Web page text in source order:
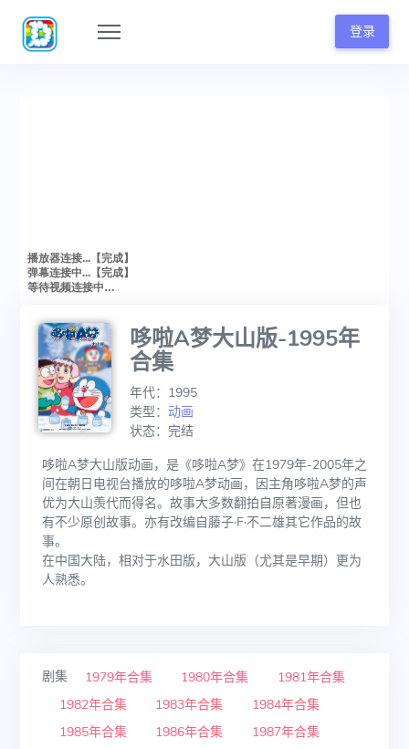
登录
哆啦A梦大山版-1995年
合集
年代：1995
类型：动画
状态：完结
哆啦A梦大山版动画，是《哆啦A梦》在1979年-2005年之
间在朝日电视台播放的哆啦A梦动画，因主角哆啦A梦的声
优为大山羡代而得名。故事大多数翻拍自原著漫画，但也
有不少原创故事。亦有改编自藤子·F·不二雄其它作品的故
事。
在中国大陆，相对于水田版，大山版（尤其是早期）更为
人熟悉。
剧集 1979年合集 1980年合集
1981年合集
1982年合集
1983年合集
1984年合集
1985年合集
1986年合集
1987年合集